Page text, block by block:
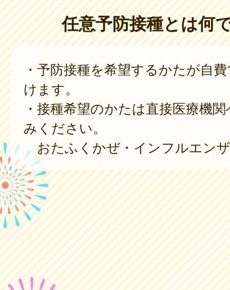
任意予防接種とは何
・予防接種を希望するかたが自
けます。
・接種希望のかたは直接医療機
みください。
おたふくかぜ・インフルエン